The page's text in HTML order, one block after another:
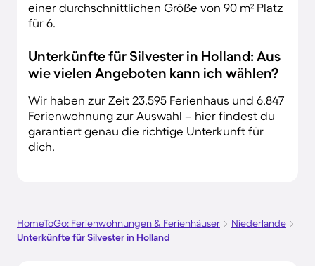
einer durchschnittlichen Größe von 90 m² Platz
für 6.
Unterkünfte für Silvester in Holland: Aus
wie vielen Angeboten kann ich wählen?
Wir haben zur Zeit 23.595 Ferienhaus und 6.847
Ferienwohnung zur Auswahl – hier findest du
garantiert genau die richtige Unterkunft für
dich.
HomeToGo: Ferienwohnungen & Ferienhäuser
Niederlande
Unterkünfte für Silvester in Holland